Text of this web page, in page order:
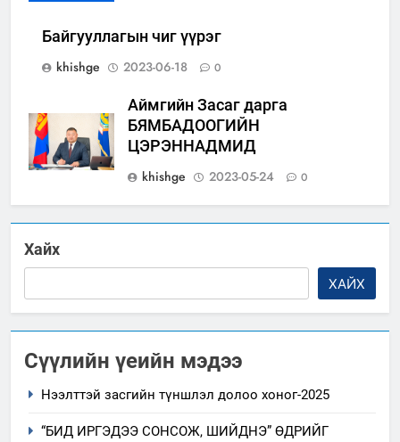
Байгууллагын чиг үүрэг
khishge
2023-06-18 0
Аймгийн Засаг дарга
БЯМБАДООГИЙН
ЦЭРЭННАДМИД
khishge
2023-05-24 0
Хайх
ХАЙХ
Сүүлийн үеийн мэдээ
Нээлттэй засгийн түншлэл долоо хоног-2025
“БИД ИРГЭДЭЭ СОНСОЖ, ШИЙДНЭ” ӨДРИЙГ